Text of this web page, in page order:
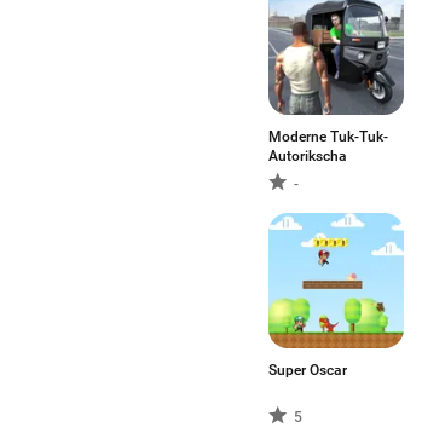
Moderne Tuk-Tuk-
Autorikscha
-
Super Oscar
5